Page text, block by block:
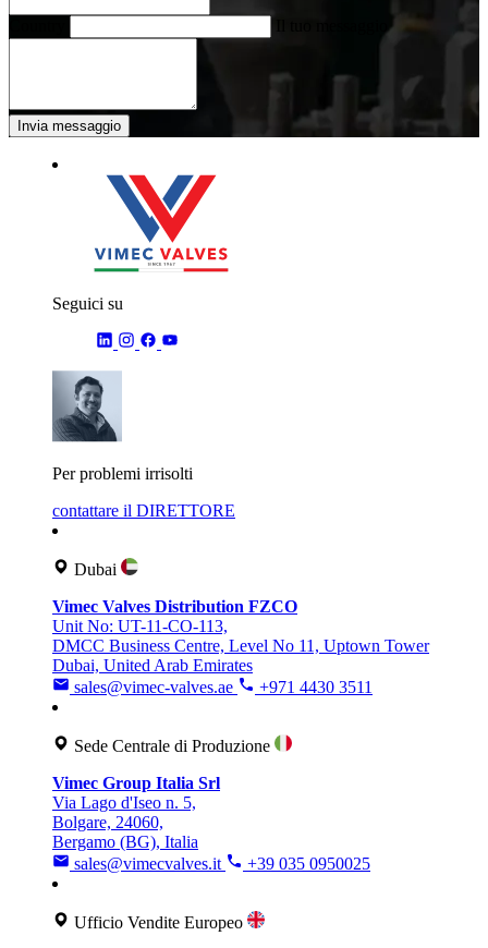
Invia messaggio
Seguici su
Per problemi irrisolti
contattare il DIRETTORE
Dubai
Vimec Valves Distribution FZCO
Unit No: UT-11-CO-113,
DMCC Business Centre, Level No 11, Uptown Tower
Dubai, United Arab Emirates
sales@vimec-valves.ae
+971 4430 3511
Sede Centrale di Produzione
Vimec Group Italia Srl
Via Lago d'Iseo n. 5,
Bolgare, 24060,
Bergamo (BG), Italia
sales@vimecvalves.it
+39 035 0950025
Ufficio Vendite Europeo